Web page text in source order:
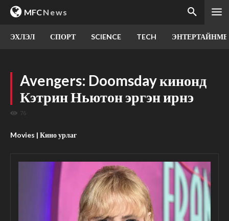
MFCNews
ЭХЛЭЛ СПОРТ SCIENCE TECH
Avengers: Doomsday кинонд
Кэтрин Ньютон эргэн ирнэ
76
Movies | Кино урлаг